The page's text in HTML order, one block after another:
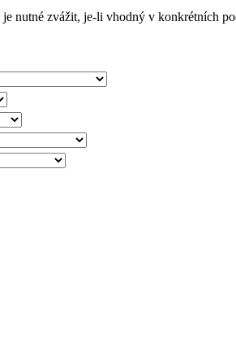
je nutné zvážit, je-li vhodný v konkrétních